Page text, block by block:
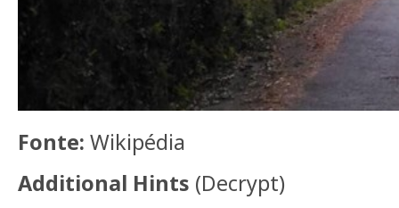
Fonte: Wikipédia
Additional Hints (Decrypt)